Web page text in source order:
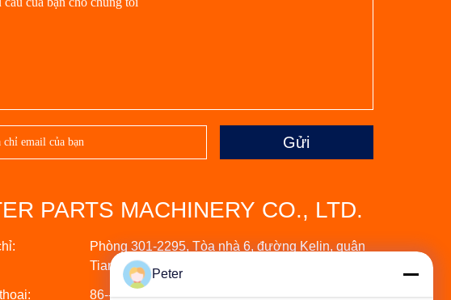
Gửi
PARTS MACHINERY CO., LTD.
Phòng 301-2295, Tòa nhà 6, đường Kelin, quận
Tianhe, Quảng Châu
86--13535077468
Peter